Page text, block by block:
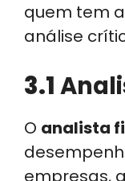
quem tem
análise
3.1
O analista
empresas,